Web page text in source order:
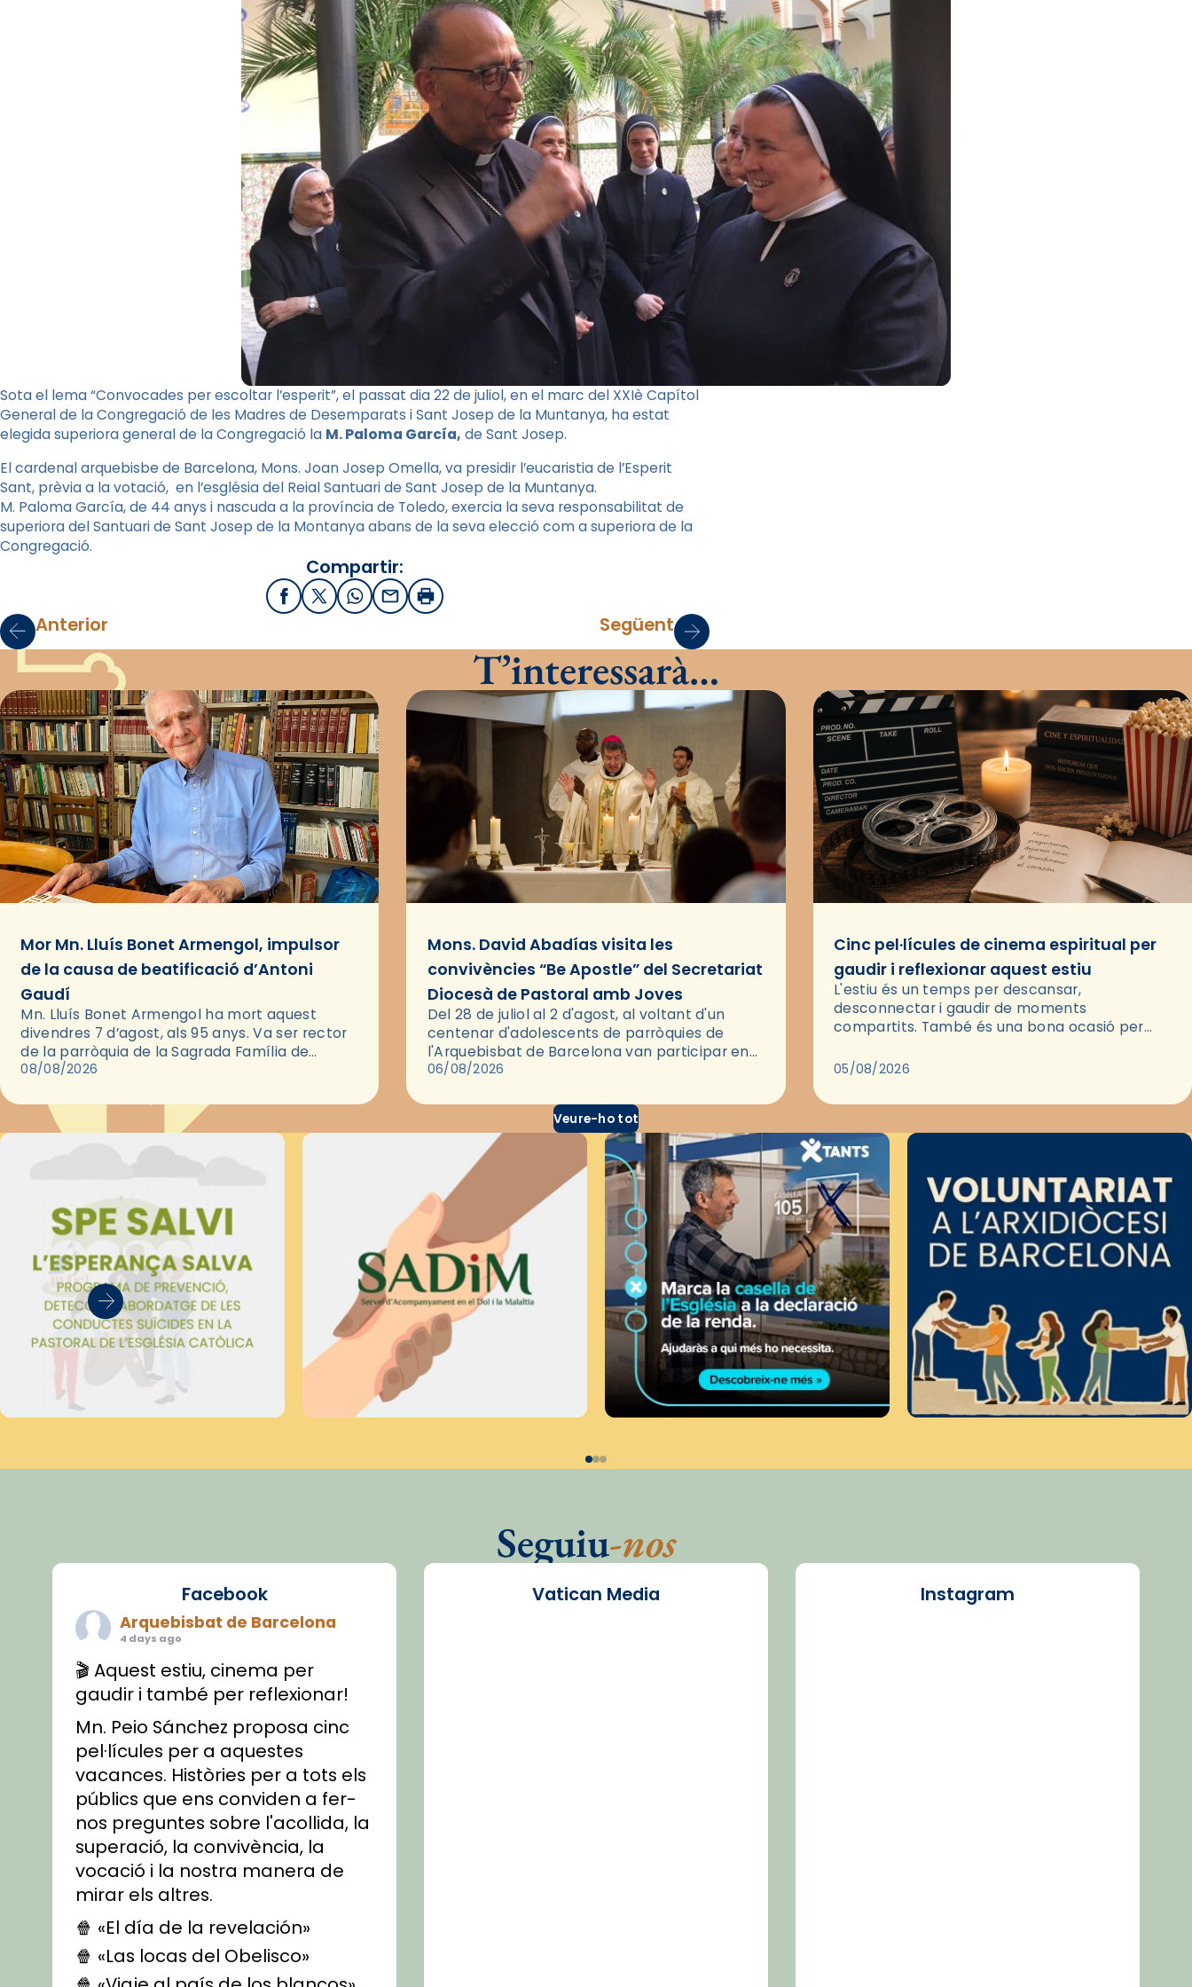
Sota el lema “Convocades per escoltar l’esperit”, el passat dia 22 de juliol, en el marc del XXIè Capítol
General de la Congregació de les Madres de Desemparats i Sant Josep de la Muntanya, ha estat
elegida superiora general de la Congregació la M. Paloma García, de Sant Josep.
El cardenal arquebisbe de Barcelona, Mons. Joan Josep Omella, va presidir l’eucaristia de l’Esperit
Sant, prèvia a la votació, en l’església del Reial Santuari de Sant Josep de la Muntanya.
M. Paloma García, de 44 anys i nascuda a la província de Toledo, exercia la seva responsabilitat de
superiora del Santuari de Sant Josep de la Montanya abans de la seva elecció com a superiora de la
Congregació.
Compartir:
FacebookX / Twitter
WhatsApp
EmailImprimir
Anterior Següent
T’interessarà…
Mor Mn. Lluís Bonet Armengol, impulsor
de la causa de beatificació d’Antoni
Gaudí
Mn. Lluís Bonet Armengol ha mort aquest
divendres 7 d’agost, als 95 anys. Va ser rector
de la parròquia de la Sagrada Família de
Barcelona durant 25 anys, entre 1993 i 2018,…
08/08/2026
Mons. David Abadías visita les
convivències “Be Apostle” del Secretariat
Diocesà de Pastoral amb Joves
Del 28 de juliol al 2 d'agost, al voltant d'un
centenar d'adolescents de parròquies de
l'Arquebisbat de Barcelona van participar en
les convivències Be Apostle, organitzades pel
06/08/2026
Cinc pel·lícules de cinema espiritual per
gaudir i reflexionar aquest estiu
L'estiu és un temps per descansar,
desconnectar i gaudir de moments
compartits. També és una bona ocasió per
través del cinema, reflexionar sobre les…
05/08/2026
Veure-ho tot
Seguiu-nos
Facebook
Arquebisbat de Barcelona
4 days ago
🎬 Aquest estiu, cinema per
gaudir i també per reflexionar!
Mn. Peio Sánchez proposa cinc
pel·lícules per a aquestes
vacances. Històries per a tots els
públics que ens conviden a fer-
nos preguntes sobre l'acollida, la
superació, la convivència, la
vocació i la nostra manera de
mirar els altres.
🍿 «El día de la revelación»
🍿 «Las locas del Obelisco»
Vatican Media Instagram